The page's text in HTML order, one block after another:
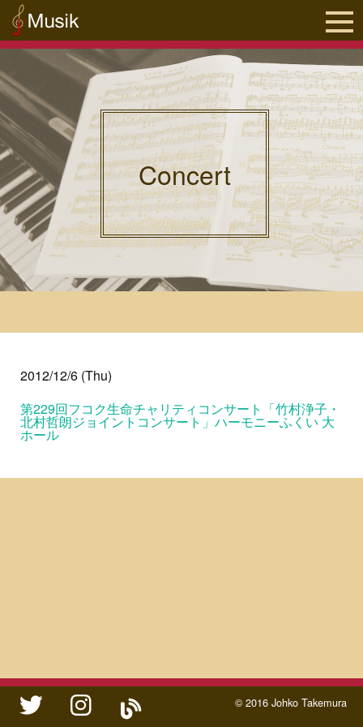
Concert
2012/12/6 (Thu)
第229回フコク生命チャリティコンサート「竹村浄子・
北村哲朗ジョイントコンサート」ハーモニーふくい 大
ホール
twitter instagram
ameblo © 2016 Johko Takemura